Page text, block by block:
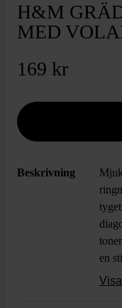
H&M
MED
169 kr
Beskrivning
en